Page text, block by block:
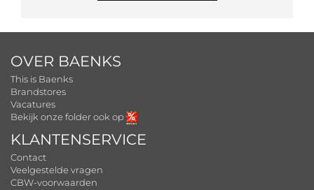
OVER BAENKS
This is Baenks
Brandstores
Vacatures
Bekijk onze folder ook op
KLANTENSERVICE
Contact
Veelgestelde vragen
CBW-voorwaarden